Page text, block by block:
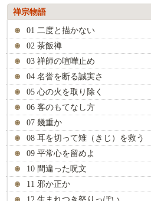
禅宗物語
01 二度と描かない
02 茶飯禅
03 禅師の喧嘩止め
04 名誉を断る誠実さ
05 心の火を取り除く
06 客のもてなし方
07 幾重か
08 耳を切って雉（きじ）を救う
09 平常心を留めよ
10 間違った呪文
11 邪か正か